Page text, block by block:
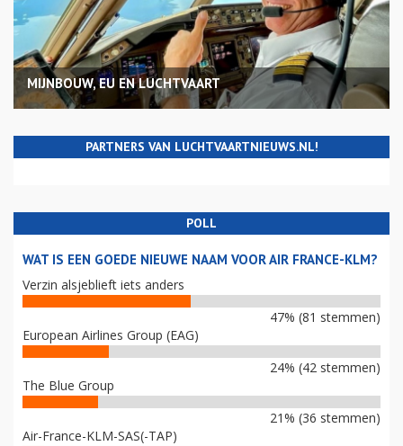
MIJNBOUW, EU EN LUCHTVAART
PARTNERS VAN LUCHTVAARTNIEUWS.NL!
POLL
WAT IS EEN GOEDE NIEUWE NAAM VOOR AIR FRANCE-KLM?
Verzin alsjeblieft iets anders
47% (81 stemmen)
European Airlines Group (EAG)
24% (42 stemmen)
The Blue Group
21% (36 stemmen)
Air-France-KLM-SAS(-TAP)